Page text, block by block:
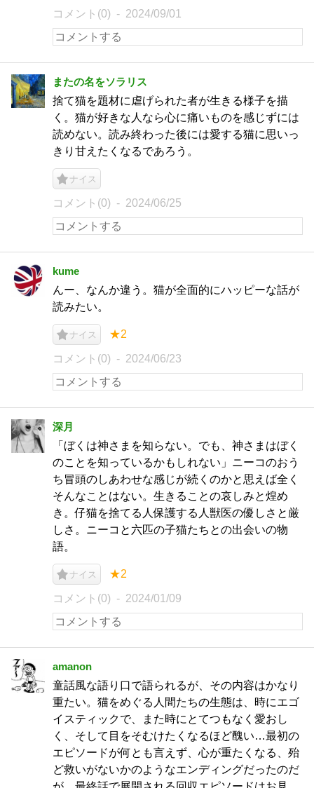
コメント(0) 2024/09/01
またの名をソラリス
捨て猫を題材に虐げられた者が生きる様子を描
く。猫が好きな人なら心に痛いものを感じずには
読めない。読み終わった後には愛する猫に思いっ
きり甘えたくなるであろう。
ナイス
コメント(0) 2024/06/25
kume
んー、なんか違う。猫が全面的にハッピーな話が
読みたい。
ナイス ★2
コメント(0) 2024/06/23
深月
「ぼくは神さまを知らない。でも、神さまはぼく
のことを知っているかもしれない」ニーコのおう
ち冒頭のしあわせな感じが続くのかと思えば全く
そんなことはない。生きることの哀しみと煌め
き。仔猫を捨てる人保護する人獣医の優しさと厳
しさ。ニーコと六匹の子猫たちとの出会いの物
語。
ナイス ★2
コメント(0) 2024/01/09
amanon
童話風な語り口で語られるが、その内容はかなり
重たい。猫をめぐる人間たちの生態は、時にエゴ
イスティックで、また時にとてつもなく愛おし
く、そして目をそむけたくなるほど醜い…最初の
エピソードが何とも言えず、心が重たくなる、殆
ど救いがないかのようなエンディングだったのだ